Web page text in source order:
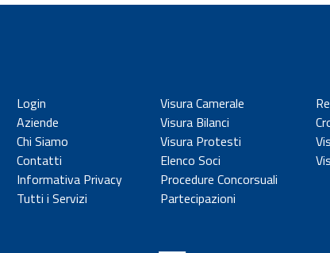
Login
Aziende
Chi Siamo
Contatti
Informativa Privacy
Tutti i Servizi
Visura Camerale
Visura Bilanci
Visura Protesti
Elenco Soci
Procedure Concorsuali
Partecipazioni